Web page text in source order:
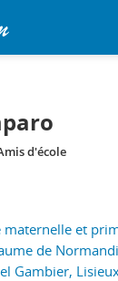
maternelle et
de
Gambier,
d'école